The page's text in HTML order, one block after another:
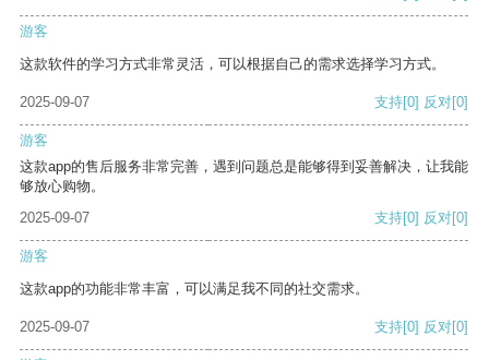
游客
这款软件的学习方式非常灵活，可以根据自己的需求选择学习方式。
2025-09-07 支持[0] 反对[0]
游客
这款app的售后服务非常完善，遇到问题总是能够得到妥善解决，让我能
够放心购物。
2025-09-07
支持[0] 反对[0]
游客
这款app的功能非常丰富，可以满足我不同的社交需求。
2025-09-07 支持[0] 反对[0]